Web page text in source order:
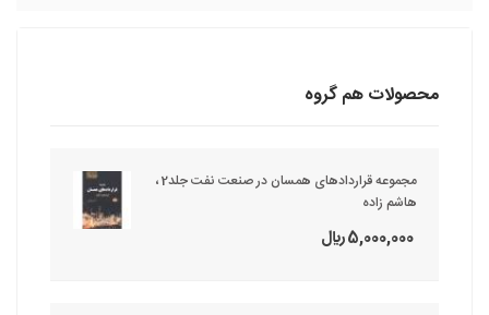
محصولات هم گروه
مجموعه قراردادهای همسان در صنعت نفت جلد2 ،
هاشم زاده
5,000,000 ريال